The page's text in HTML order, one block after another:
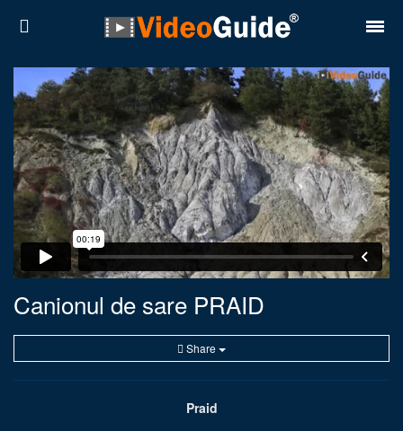
Canionul de sare PRAID
Share
Praid
Locuri
Destinații
Prețuri
Contact
Despre noi
Reguli de confidentialitate
Română
English